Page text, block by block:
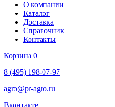
О компании
Каталог
Доставка
Справочник
Контакты
Корзина 0
8 (495) 198-07-97
agro@pr-agro.ru
Вконтакте